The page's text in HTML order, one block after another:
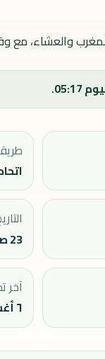
والعشاء، مع
23 صفر 1448 هـ
آخر
٦ أغسطس ٢٠٢٦ في ١٢:٥٦ ص